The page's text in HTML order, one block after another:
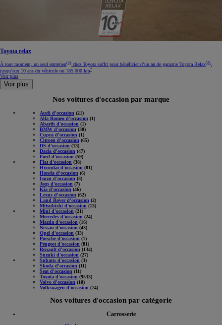
Toyota relax
À tout moment, un seul entretien(1) chez Toyota suffit pour bénéficier d’un an de garantie Toyota Relax(2)
jusqu’aux 10 ans du véhicule ou 185 000 km*
Voir plus
Voir plus
Nos voitures d'occasion par marque
Audi d'occasion (21)
Alfa Romeo d'occasion (1)
Abarth d'occasion (1)
BMW d'occasion (30)
Cupra d'occasion (1)
Citroen d'occasion (65)
DS d'occasion (13)
Dacia d'occasion (47)
Ford d'occasion (59)
Fiat d'occasion (38)
Hyundai d'occasion (81)
Honda d'occasion (6)
Isuzu d'occasion (3)
Jeep d'occasion (7)
Kia d'occasion (46)
Lexus d'occasion (62)
Land Rover d'occasion (2)
Mitsubishi d'occasion (13)
Mini d'occasion (21)
Mercedes d'occasion (24)
Mazda d'occasion (16)
Nissan d'occasion (43)
Opel d'occasion (33)
Porsche d'occasion (1)
Peugeot d'occasion (81)
Renault d'occasion (134)
Suzuki d'occasion (27)
Subaru d'occasion (3)
Skoda d'occasion (11)
Seat d'occasion (11)
Toyota d'occasion (9533)
Volvo d'occasion (10)
Volkswagen d'occasion (74)
Nos voitures d'occasion par catégorie
Carrosserie